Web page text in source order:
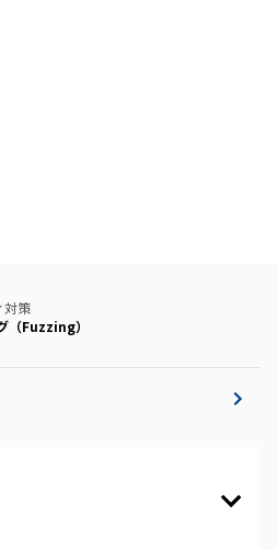
対策
（Fuzzing）